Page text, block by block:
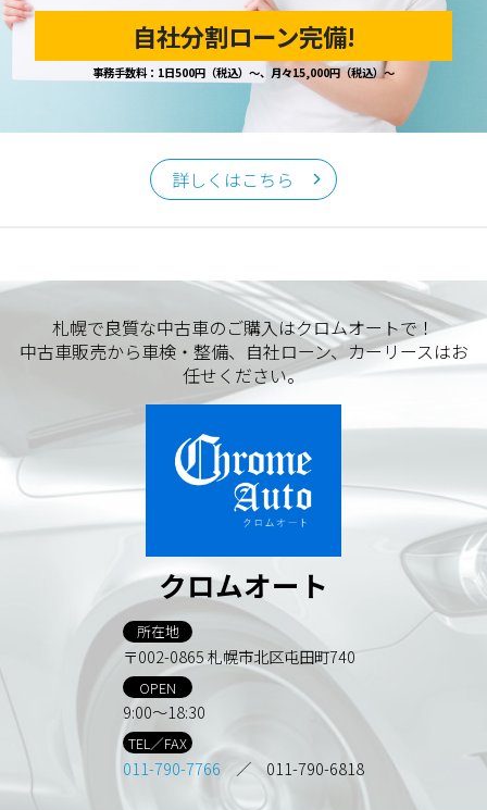
自社分割ローン完備!
事務手数料：1日500円（税込）～、月々15,000円（税込）～
詳しくはこちら
札幌で良質な中古車のご購入はクロムオートで！
中古車販売から車検・整備、自社ローン、カーリースはお
任せください。
クロムオート
所在地
〒002-0865 札幌市北区屯田町740
OPEN
9:00～18:30
TEL／FAX
011-790-7766 ／ 011-790-6818